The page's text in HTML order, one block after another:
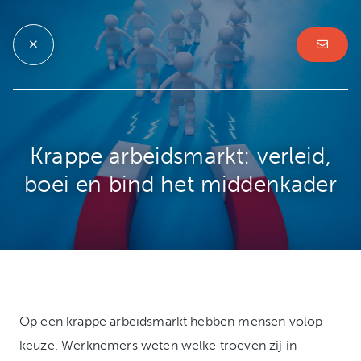
Krappe arbeidsmarkt: verleid,
boei en bind het middenkader
Op een krappe arbeidsmarkt hebben mensen volop
keuze. Werknemers weten welke troeven zij in